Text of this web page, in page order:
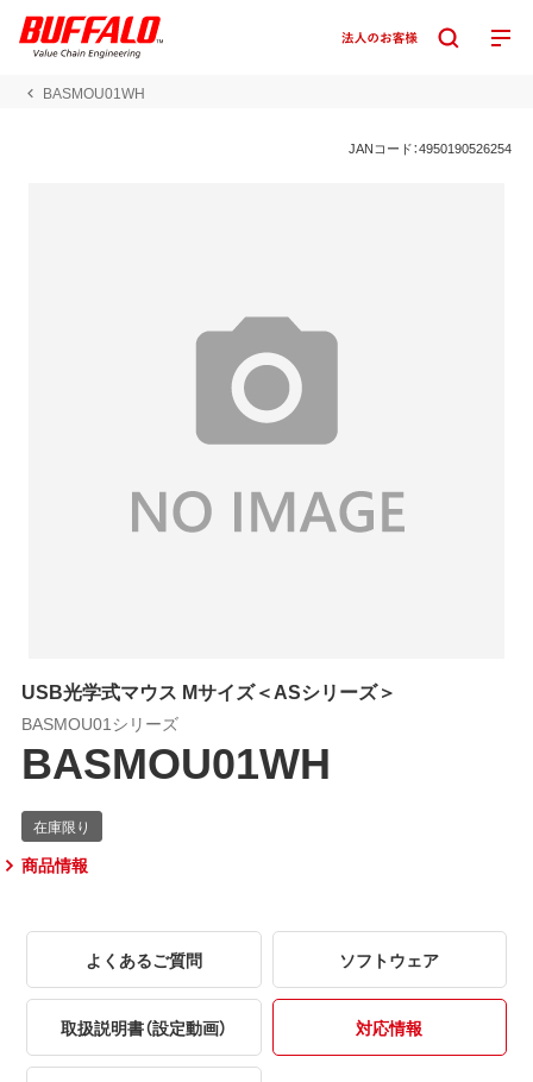
BASMOU01WH
JANコード：4950190526254
USB光学式マウス Mサイズ＜ASシリーズ＞
BASMOU01シリーズ
BASMOU01WH
商品情報
よくあるご質問 ソフトウェア
取扱説明書（設定動画） 対応情報